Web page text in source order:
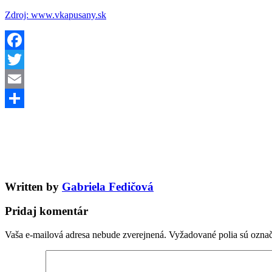
Zdroj: www.vkapusany.sk
Facebook
Twitter
Email
Written by Gabriela Fedičová
Pridaj komentár
Vaša e-mailová adresa nebude zverejnená. Vyžadované polia sú